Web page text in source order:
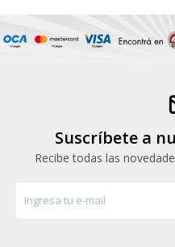
Suscríbete a
Recibe todas las